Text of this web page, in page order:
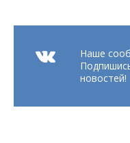
Наше
новостей!